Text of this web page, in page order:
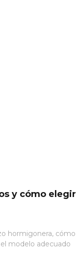
y cómo elegir
hormigonera, cómo
modelo adecuado